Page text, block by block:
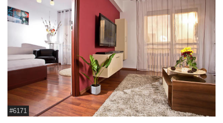
#6171